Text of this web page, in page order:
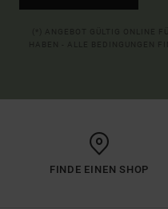
FINDE EINEN SHOP